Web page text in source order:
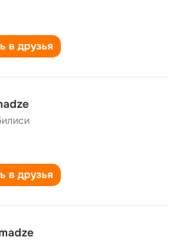
в друзья
в друзья